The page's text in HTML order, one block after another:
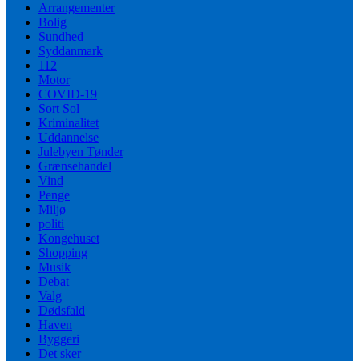
Arrangementer
Bolig
Sundhed
Syddanmark
112
Motor
COVID-19
Sort Sol
Kriminalitet
Uddannelse
Julebyen Tønder
Grænsehandel
Vind
Penge
Miljø
politi
Kongehuset
Shopping
Musik
Debat
Valg
Dødsfald
Haven
Byggeri
Det sker